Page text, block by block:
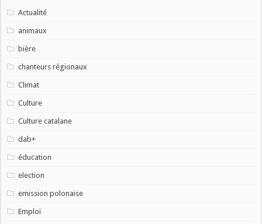
Actualité
animaux
bière
chanteurs régionaux
Climat
Culture
Culture catalane
dab+
éducation
election
emission polonaise
Emploi